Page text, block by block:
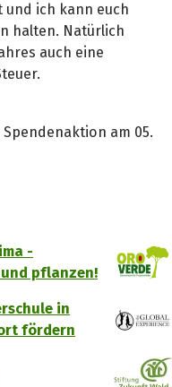
ich kann euch
halten. Natürlich
auch eine
am 05.
-
pflanzen!
in
fördern